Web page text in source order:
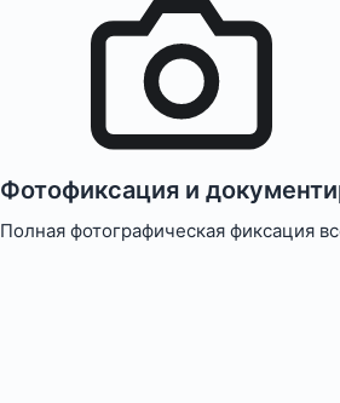
Фотофиксация и
Полная фотографическая фиксация